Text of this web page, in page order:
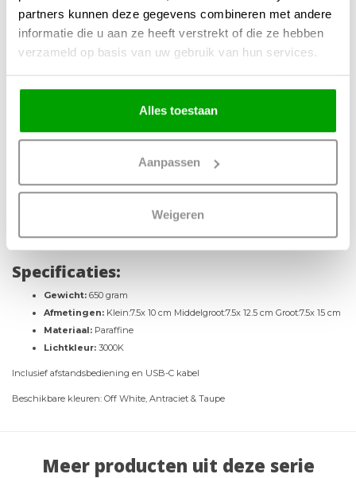
partners kunnen deze gegevens combineren met andere
informatie die u aan ze heeft verstrekt of die ze hebben
verzameld op basis van uw gebruik van hun services.
Alles toestaan
Aanpassen
Weigeren
juiste ambiance met deze stijlvolle en functionele kaarsen.
Oplaadbaar
Hét voordeel van deze kaarsenset is dat de 3 kaarsen op te laden zijn met de
meegeleverde usb-kabel. Je hoeft dus geen batterijen meer te vervangen. Een
Voordelen:
Te bedienen via de meegeleverde afstandsbediening
Inclusief dim-en timerfunctie
Veilig voor kinderen & huisdieren
Specificaties:
Gewicht: 650 gram
Afmetingen: Klein:7.5x 10 cm Middelgroot:7.5x 12.5 cm Groot:7.5x 15 cm
Materiaal: Paraffine
Lichtkleur: 3000K
Inclusief afstandsbediening en USB-C kabel
Beschikbare kleuren: Off White, Antraciet & Taupe
Meer producten uit deze serie